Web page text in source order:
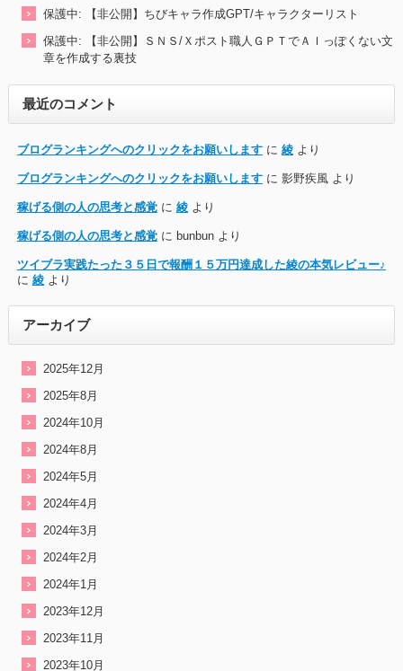
保護中: 【非公開】ちびキャラ作成GPT/キャラクターリスト
保護中: 【非公開】ＳＮＳ/Ｘポスト職人ＧＰＴでＡＩっぽくない文
章を作成する裏技
最近のコメント
ブログランキングへのクリックをお願いしますに 綾より
ブログランキングへのクリックをお願いしますに 影野疾風より
稼げる側の人の思考と感覚に 綾より
稼げる側の人の思考と感覚に bunbunより
ツイブラ実践たった３５日で報酬１５万円達成した綾の本気レビュー♪
に 綾より
アーカイブ
2025年12月
2025年8月
2024年10月
2024年8月
2024年5月
2024年4月
2024年3月
2024年2月
2024年1月
2023年12月
2023年11月
2023年10月